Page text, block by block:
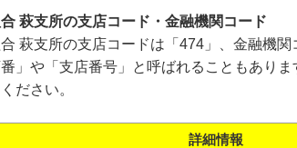
萩支所の支店コード・金融機関コード
萩支所の支店コードは「474」、金融機関
」や「支店番号」と呼ばれることもあり
ださい。
詳細情報